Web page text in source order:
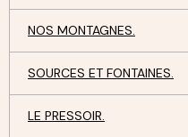
NOS MONTAGNES.
SOURCES ET FONTAINES.
LE PRESSOIR.